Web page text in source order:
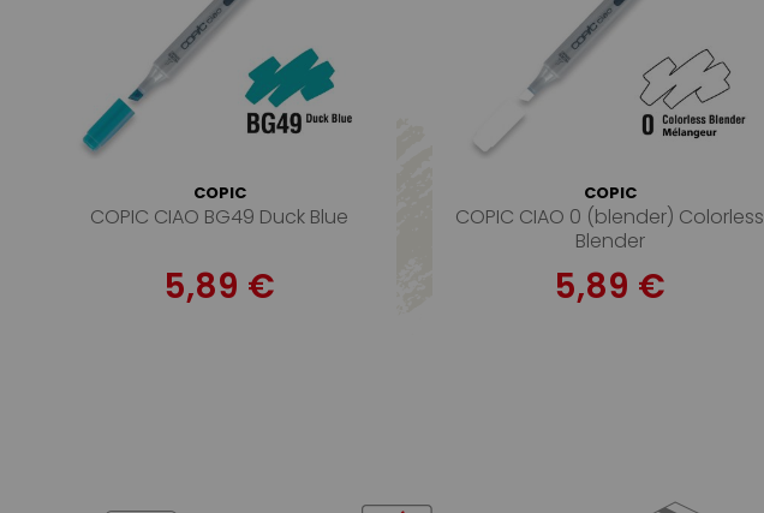
COPIC
COPIC CIAO BG49 Duck Blue
5,89 €
COPIC
COPIC CIAO 0 (blender) Colorless
Blender
5,89 €